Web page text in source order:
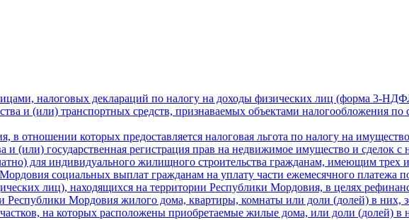
налоговых деклараций по налогу на доходы физических лиц (форма 3-
и (или) транспортных средств, признаваемых объектами налогообложения
отношении которых предоставляется налоговая льгота по налогу на
(или) государственная регистрация прав на недвижимое имущество и сделок с
для индивидуального жилищного строительства гражданам, имеющим трех
социальных выплат гражданам на уплату части ежемесячного платежа
лиц), находящихся на территории Республики Мордовия, в целях
Республики Мордовия жилого дома, квартиры, комнаты или доли (долей) в них,
на которых расположены приобретаемые жилые дома, или доли (долей) в